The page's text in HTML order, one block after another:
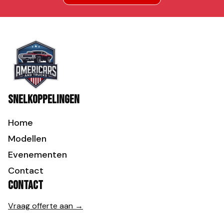
Snelkoppelingen
Home
Modellen
Evenementen
Contact
Contact
Vraag offerte aan →